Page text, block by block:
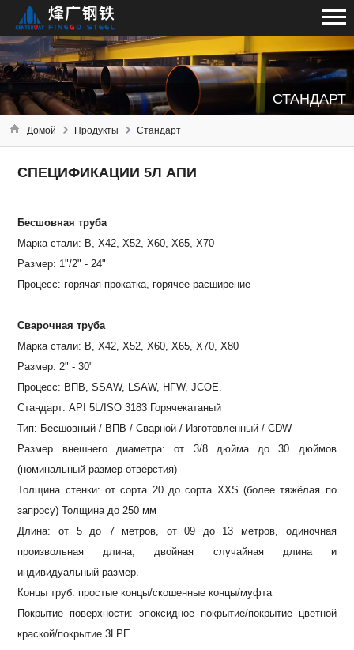
СТАНДАРТ
Домой Продукты Стандарт
СПЕЦИФИКАЦИИ 5Л АПИ
Бесшовная труба
Марка стали: B, X42, X52, X60, X65, X70
Размер: 1"/2" - 24"
Процесс: горячая прокатка, горячее расширение
Сварочная труба
Марка стали: B, X42, X52, X60, X65, X70, X80
Размер: 2" - 30"
Процесс: ВПВ, SSAW, LSAW, HFW, JCOE.
Стандарт: API 5L/ISO 3183 Горячекатаный
Тип: Бесшовный / ВПВ / Сварной / Изготовленный / CDW
Размер внешнего диаметра: от 3/8 дюйма до 30 дюймов
(номинальный размер отверстия)
Толщина стенки: от сорта 20 до сорта XXS (более тяжёлая по
запросу) Толщина до 250 мм
Длина: от 5 до 7 метров, от 09 до 13 метров, одиночная
произвольная длина, двойная случайная длина и
индивидуальный размер.
Концы труб: простые концы/скошенные концы/муфта
Покрытие поверхности: эпоксидное покрытие/покрытие цветной
краской/покрытие 3LPE.